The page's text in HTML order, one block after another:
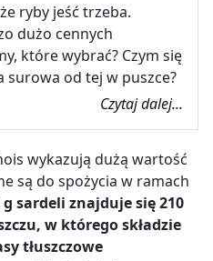
ryby jeść trzeba.
dużo cennych
które wybrać? Czym się
od tej w puszce?
Czytaj dalej...
wykazują dużą wartość
są do spożycia w ramach
g sardeli znajduje się 210
w którego składzie
tłuszczowe